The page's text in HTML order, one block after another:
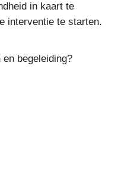
in kaart te
interventie te starten.
begeleiding?